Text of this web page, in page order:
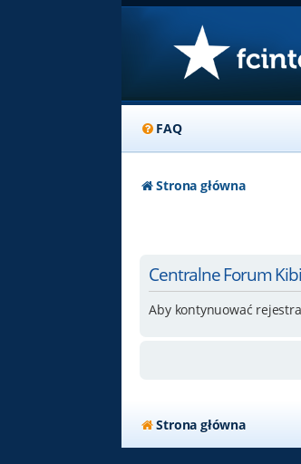
FAQ
Strona główna
Centralne Forum
Aby kontynuować
Strona główna